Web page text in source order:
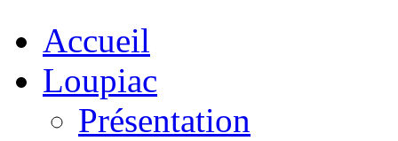
Accueil
Loupiac
Présentation